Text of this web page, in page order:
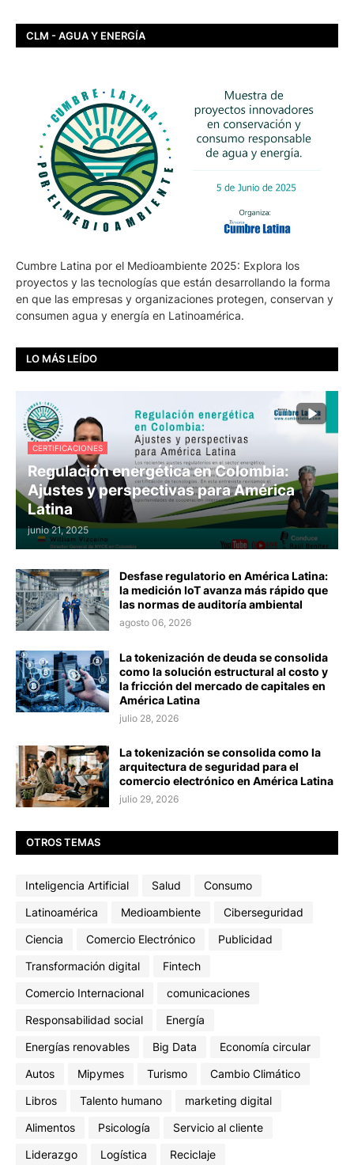
CLM - AGUA Y ENERGÍA
Cumbre Latina por el Medioambiente 2025: Explora los
proyectos y las tecnologías que están desarrollando la forma
en que las empresas y organizaciones protegen, conservan y
consumen agua y energía en Latinoamérica.
LO MÁS LEÍDO
CERTIFICACIONES
Regulación energética en Colombia:
Ajustes y perspectivas para América
Latina
junio 21, 2025
Desfase regulatorio en América Latina:
la medición IoT avanza más rápido que
las normas de auditoría ambiental
agosto 06, 2026
La tokenización de deuda se consolida
como la solución estructural al costo y
la fricción del mercado de capitales en
América Latina
julio 28, 2026
La tokenización se consolida como la
arquitectura de seguridad para el
comercio electrónico en América Latina
julio 29, 2026
OTROS TEMAS
Inteligencia Artificial Salud
Consumo
Latinoamérica
Medioambiente
Ciberseguridad
Ciencia
Comercio Electrónico
Publicidad
Transformación digital
Fintech
Comercio Internacional
comunicaciones
Responsabilidad social
Energía
Energías renovables
Big Data
Economía circular
Autos
Mipymes Turismo
Cambio Climático
Libros
Talento humano
marketing digital
Alimentos
Psicología
Servicio al cliente
Liderazgo
Logística
Reciclaje